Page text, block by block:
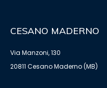
CESANO MADERNO
Via Manzoni, 130
20811 Cesano Maderno (MB)